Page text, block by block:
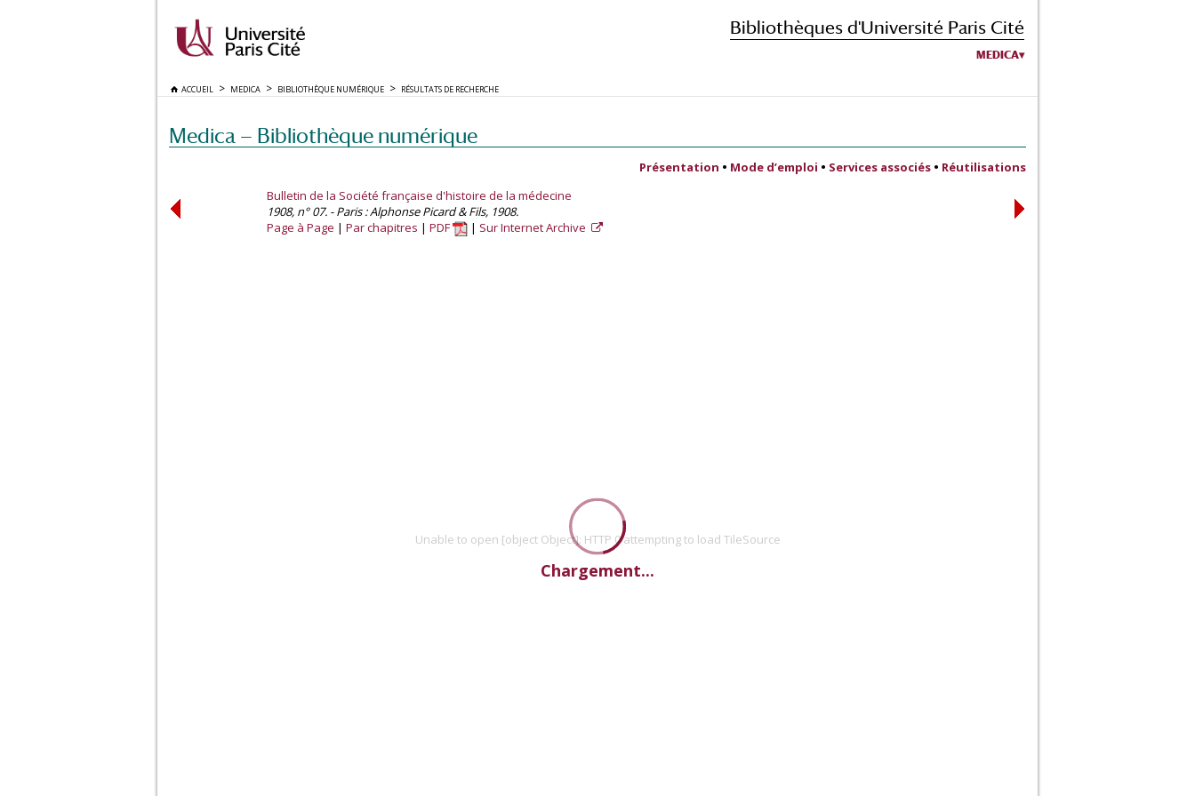
Bibliothèques d'Université Paris Cité
MEDICA
ACCUEIL MEDICA BIBLIOTHÈQUE NUMÉRIQUE RÉSULTATS DE RECHERCHE
Medica — Bibliothèque numérique
Présentation • Mode d’emploi • Services associés • Réutilisations
Bulletin de la Société française d'histoire de la médecine
1908, n° 07. - Paris : Alphonse Picard & Fils, 1908.
Page à Page
Par chapitres PDF Sur Internet Archive
Unable to open [object Object]: HTTP 0 attempting to load TileSource
Chargement...